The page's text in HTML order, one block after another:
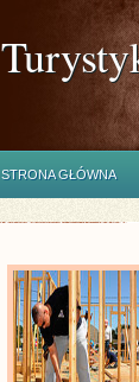
STRONA GŁÓWNA